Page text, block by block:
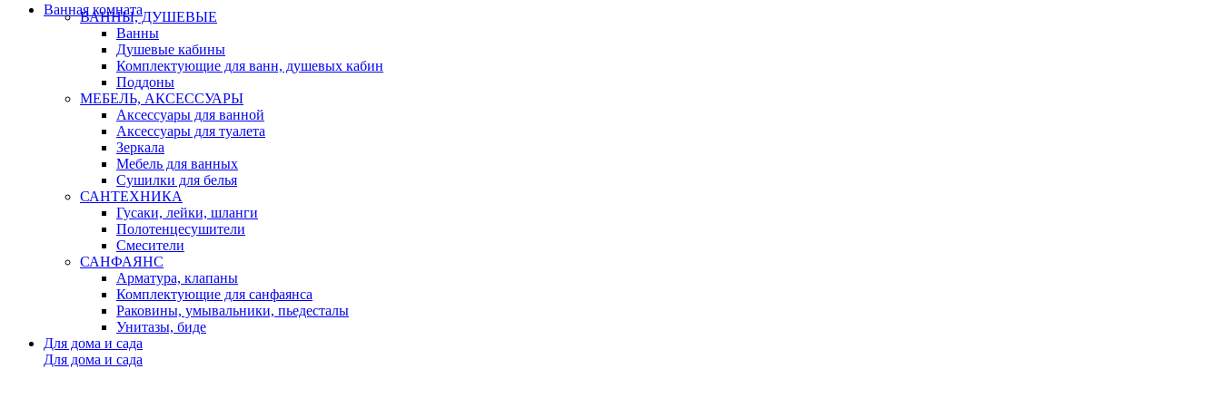
Ванная комната
ВАННЫ, ДУШЕВЫЕ
Ванны
Душевые кабины
Комплектующие для ванн, душевых кабин
Поддоны
МЕБЕЛЬ, АКСЕССУАРЫ
Аксессуары для ванной
Аксессуары для туалета
Зеркала
Мебель для ванных
Сушилки для белья
САНТЕХНИКА
Гусаки, лейки, шланги
Полотенцесушители
Смесители
САНФАЯНС
Арматура, клапаны
Комплектующие для санфаянса
Раковины, умывальники, пьедесталы
Унитазы, биде
Для дома и сада
Для дома и сада